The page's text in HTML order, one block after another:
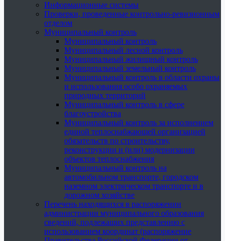
Информационные системы
Проверки, проведенные контрольно-ревизионным
отделом
Муниципальный контроль
Муниципальный контроль
Муниципальный лесной контроль
Муниципальный жилищный контроль
Муниципальный земельный контроль
Муниципальный контроль в области охраны
и использования особо охраняемых
природных территорий
Муниципальный контроль в сфере
благоустройства
Муниципальный контроль за исполнением
единой теплоснабжающей организацией
обязательств по строительству,
реконструкции и (или) модернизации
объектов теплоснабжения
Муниципальный контроль на
автомобильном транспорте, городском
наземном электрическом транспорте и в
дорожном хозяйстве
Перечень находящихся в распоряжении
администрации муниципального образования
сведений, подлежащих представлению с
использованием координат (распоряжение